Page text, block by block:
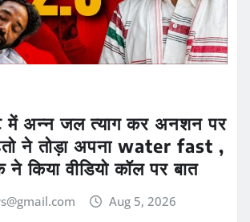
में अन्न जल त्याग कर अनशन पर
ने तोड़ा अपना water fast ,
किया वीडियो कॉल पर बात
Aug 5, 2026